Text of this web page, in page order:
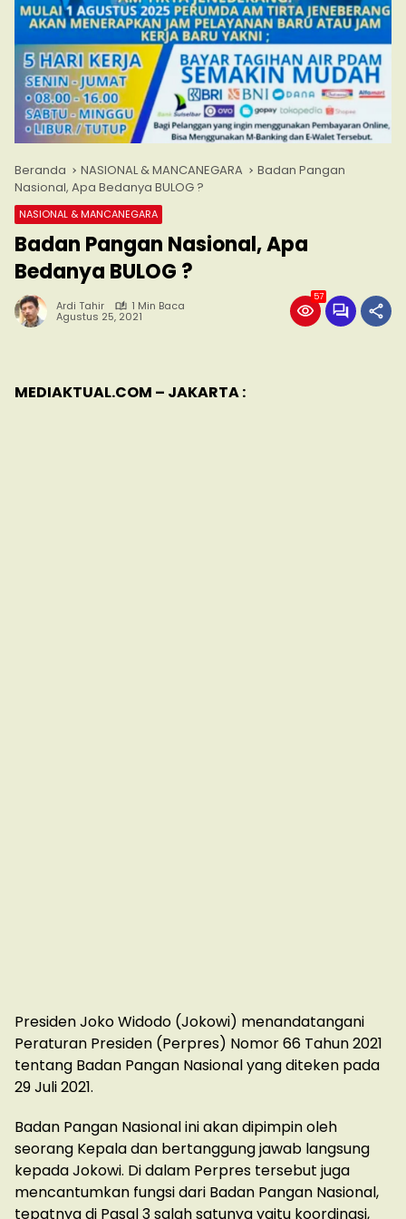
Beranda NASIONAL & MANCANEGARA
Badan Pangan
Nasional, Apa Bedanya BULOG ?
NASIONAL & MANCANEGARA
Badan Pangan Nasional, Apa
Bedanya BULOG ?
Ardi Tahir 1 Min Baca
Agustus 25, 2021
57
MEDIAKTUAL.COM – JAKARTA :
Presiden Joko Widodo (Jokowi) menandatangani
Peraturan Presiden (Perpres) Nomor 66 Tahun 2021
tentang Badan Pangan Nasional yang diteken pada
29 Juli 2021.
Badan Pangan Nasional ini akan dipimpin oleh
seorang Kepala dan bertanggung jawab langsung
kepada Jokowi. Di dalam Perpres tersebut juga
mencantumkan fungsi dari Badan Pangan Nasional,
tepatnya di Pasal 3 salah satunya yaitu koordinasi,